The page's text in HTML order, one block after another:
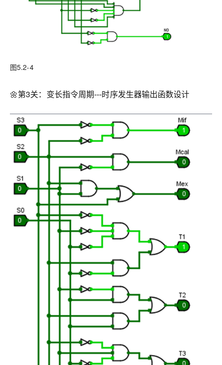
图5.2-4
🌼第3关：变长指令周期---时序发生器输出函数设计